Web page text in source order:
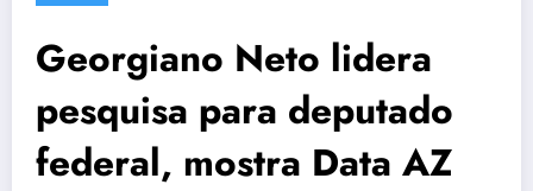
Georgiano Neto lidera
pesquisa para deputado
federal, mostra Data AZ